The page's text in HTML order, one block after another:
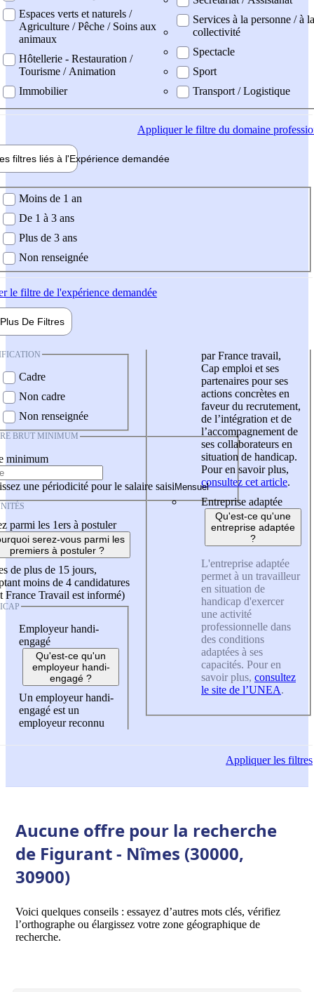
Espaces verts et naturels /
Agriculture / Pêche / Soins aux
animaux
Hôtellerie - Restauration /
Tourisme / Animation
Immobilier
Services à la personne / à la
collectivité
Spectacle
Sport
Transport / Logistique
Appliquerle filtre du domaine
filtres liés à l'Expérience demandée
demandée
Moins de 1 an
De 1 à 3 ans
Plus de 3 ans
Non renseignée
le filtre de l'expérience demandée
Plus De Filtres
Cadre
Non cadre
Non renseignée
BRUT MINIMUM
minimum
une périodicité pour le salaire saisi
parmi les 1ers à postuler
serez-vous parmi les
premiers à postuler ?
de plus de 15 jours,
moins de 4 candidatures
France Travail est informé)
Employeur handi-
engagé
Qu'est-ce qu'un
employeur handi-
engagé ?
Un employeur handi-
engagé est un
employeur reconnu
par France travail,
Cap emploi et ses
partenaires pour ses
actions concrètes en
faveur du recrutement,
de l’intégration et de
l’accompagnement de
ses collaborateurs en
situation de handicap.
Pour en savoir plus,
consultez cet article.
Entreprise adaptée
Qu'est-ce qu'une
entreprise adaptée
?
L'entreprise adaptée
permet à un travailleur
en situation de
handicap d'exercer
une activité
professionnelle dans
des conditions
adaptées à ses
capacités. Pour en
savoir plus, consultez
le site de l’UNEA.
Appliquerles filtres
Aucune offre pour la recherche
de Figurant - Nîmes (30000,
30900)
Voici quelques conseils : essayez d’autres mots clés, vérifiez
l’orthographe ou élargissez votre zone géographique de
recherche.